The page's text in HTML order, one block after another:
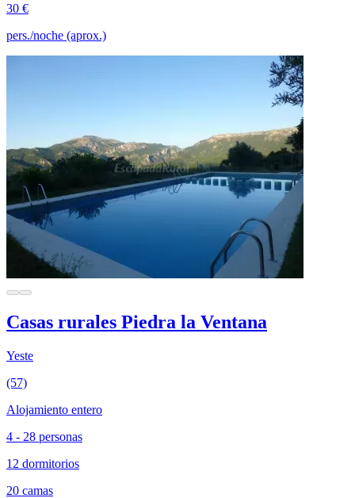
30 €
pers./noche (aprox.)
Casas rurales Piedra la Ventana
Yeste
(57)
Alojamiento entero
4 - 28 personas
12 dormitorios
20 camas